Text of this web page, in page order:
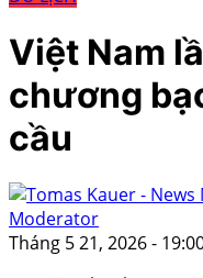
Việt Nam
chương
cầu
Moderator
Tháng 5 21, 2026 -